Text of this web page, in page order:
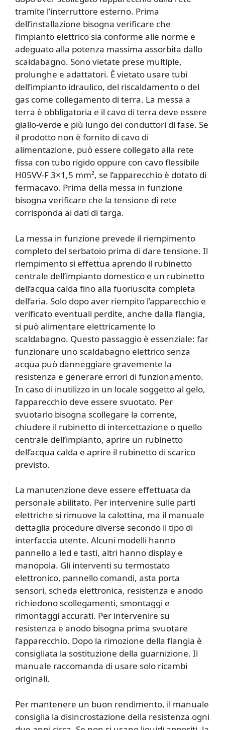
tramite l’interruttore esterno. Prima
dell’installazione bisogna verificare che
l’impianto elettrico sia conforme alle norme e
adeguato alla potenza massima assorbita dallo
scaldabagno. Sono vietate prese multiple,
prolunghe e adattatori. È vietato usare tubi
dell’impianto idraulico, del riscaldamento o del
gas come collegamento di terra. La messa a
terra è obbligatoria e il cavo di terra deve essere
giallo-verde e più lungo dei conduttori di fase. Se
il prodotto non è fornito di cavo di
alimentazione, può essere collegato alla rete
fissa con tubo rigido oppure con cavo flessibile
H05VV-F 3×1,5 mm², se l’apparecchio è dotato di
fermacavo. Prima della messa in funzione
bisogna verificare che la tensione di rete
corrisponda ai dati di targa.
La messa in funzione prevede il riempimento
completo del serbatoio prima di dare tensione. Il
riempimento si effettua aprendo il rubinetto
centrale dell’impianto domestico e un rubinetto
dell’acqua calda fino alla fuoriuscita completa
dell’aria. Solo dopo aver riempito l’apparecchio e
verificato eventuali perdite, anche dalla flangia,
si può alimentare elettricamente lo
scaldabagno. Questo passaggio è essenziale: far
funzionare uno scaldabagno elettrico senza
acqua può danneggiare gravemente la
resistenza e generare errori di funzionamento.
In caso di inutilizzo in un locale soggetto al gelo,
l’apparecchio deve essere svuotato. Per
svuotarlo bisogna scollegare la corrente,
chiudere il rubinetto di intercettazione o quello
centrale dell’impianto, aprire un rubinetto
dell’acqua calda e aprire il rubinetto di scarico
previsto.
La manutenzione deve essere effettuata da
personale abilitato. Per intervenire sulle parti
elettriche si rimuove la calottina, ma il manuale
dettaglia procedure diverse secondo il tipo di
interfaccia utente. Alcuni modelli hanno
pannello a led e tasti, altri hanno display e
manopola. Gli interventi su termostato
elettronico, pannello comandi, asta porta
sensori, scheda elettronica, resistenza e anodo
richiedono scollegamenti, smontaggi e
rimontaggi accurati. Per intervenire su
resistenza e anodo bisogna prima svuotare
l’apparecchio. Dopo la rimozione della flangia è
consigliata la sostituzione della guarnizione. Il
manuale raccomanda di usare solo ricambi
originali.
Per mantenere un buon rendimento, il manuale
consiglia la disincrostazione della resistenza ogni